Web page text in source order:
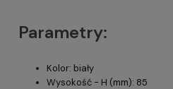
Parametry:
Kolor: biały
Wysokość - H (mm): 85